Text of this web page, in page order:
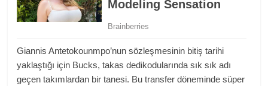
Giannis Antetokounmpo’nun sözleşmesinin bitiş tarihi
yaklaştığı için Bucks, takas dedikodularında sık sık adı
geçen takımlardan bir tanesi. Bu transfer döneminde süper